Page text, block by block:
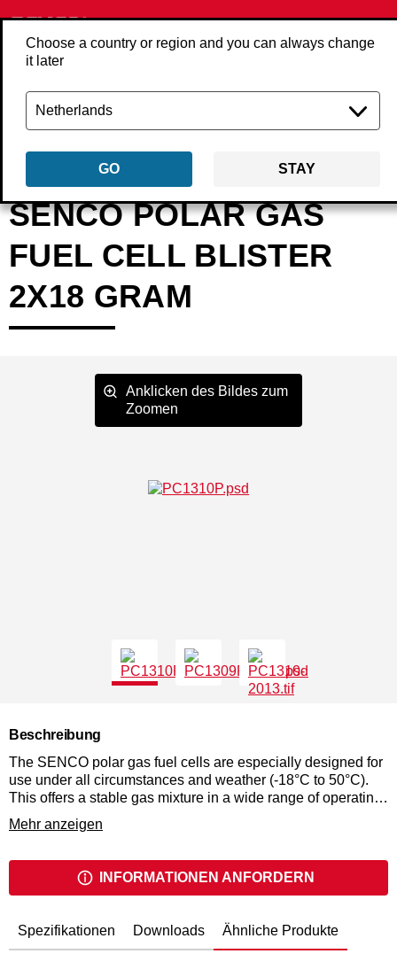
Choose a country or region and you can always change
it later
GO STAY
Zurück Produkte Zubehör Werkzeugzubehör
SENCO POLAR GAS
FUEL CELL BLISTER
2X18 GRAM
Anklicken des Bildes zum
Zoomen
Beschreibung
The SENCO polar gas fuel cells are especially designed for
use under all circumstances and weather (-18°C to 50°C).
This offers a stable gas mixture in a wide range of operating
temperatures and also the best performance in low
temperatures. The fuel cells have a long shelf life and will
They come with the metering valve mounted and a
protection of the tip. After removing the tip protection the cell
Mehr anzeigen
INFORMATIONEN ANFORDERN
Spezifikationen Downloads Ähnliche Produkte